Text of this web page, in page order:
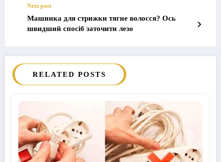
Next post
Машинка для стрижки тягне волосся? Ось
швидший спосіб заточити лезо
RELATED POSTS